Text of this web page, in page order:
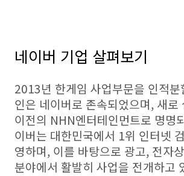
네이버 기업 살펴보기
2013년 한게임 사업부문을 인적분
인은 네이버로 존속되었으며, 새로
이전의 NHN엔터테인먼트로 명명
이버는 대한민국에서 1위 인터넷
영하며, 이를 바탕으로 광고, 전자
분야에서 활발히 사업을 전개하고